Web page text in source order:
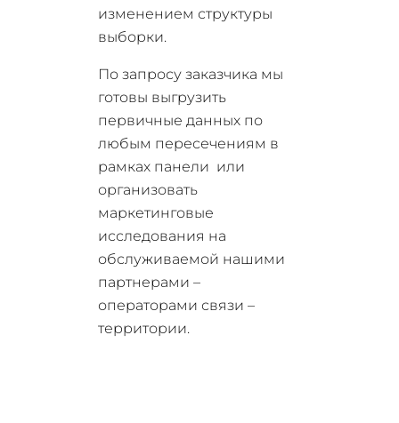
изменением структуры
выборки.
По запросу заказчика мы
готовы выгрузить
первичные данных по
любым пересечениям в
рамках панели или
организовать
маркетинговые
исследования на
обслуживаемой нашими
партнерами –
операторами связи –
территории.